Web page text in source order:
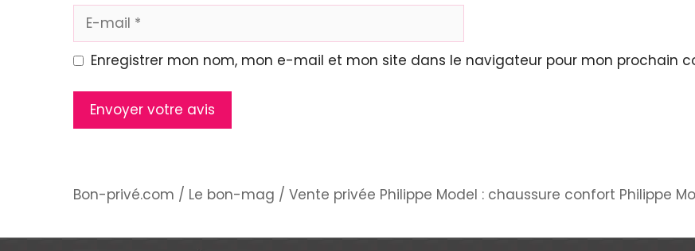
Enregistrer mon nom, mon e-mail et mon site dans le navigateur pour mon prochain
Bon-privé.com / Le bon-mag / Vente privée Philippe Model : chaussure confort Philippe